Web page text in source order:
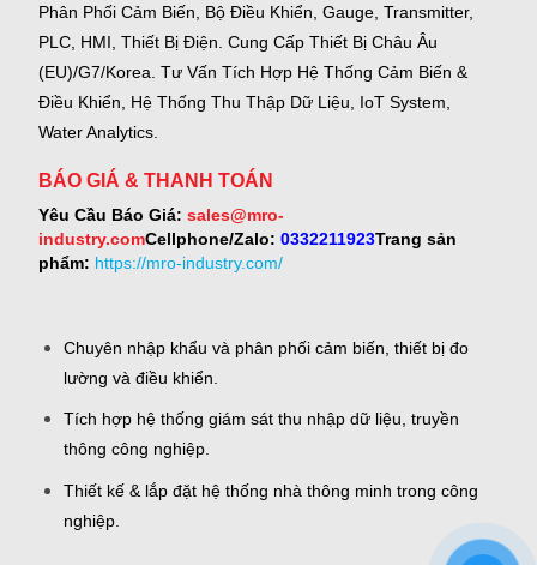
Phân Phối Cảm Biến, Bộ Điều Khiển, Gauge, Transmitter,
PLC, HMI, Thiết Bị Điện. Cung Cấp Thiết Bị Châu Âu
(EU)/G7/Korea. Tư Vấn Tích Hợp Hệ Thống Cảm Biến &
Điều Khiển, Hệ Thống Thu Thập Dữ Liệu, IoT System,
Water Analytics.
BÁO GIÁ & THANH TOÁN
Yêu Cầu Báo Giá: sales@mro-
industry.comCellphone/Zalo: 0332211923Trang sản
phẩm: https://mro-industry.com/
Chuyên nhập khẩu và phân phối cảm biến, thiết bị đo
lường và điều khiển.
Tích hợp hệ thống giám sát thu nhập dữ liệu, truyền
thông công nghiệp.
Thiết kế & lắp đặt hệ thống nhà thông minh trong công
nghiệp.